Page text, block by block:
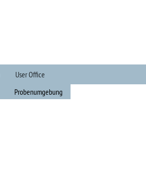
Probenumgebung
User Office